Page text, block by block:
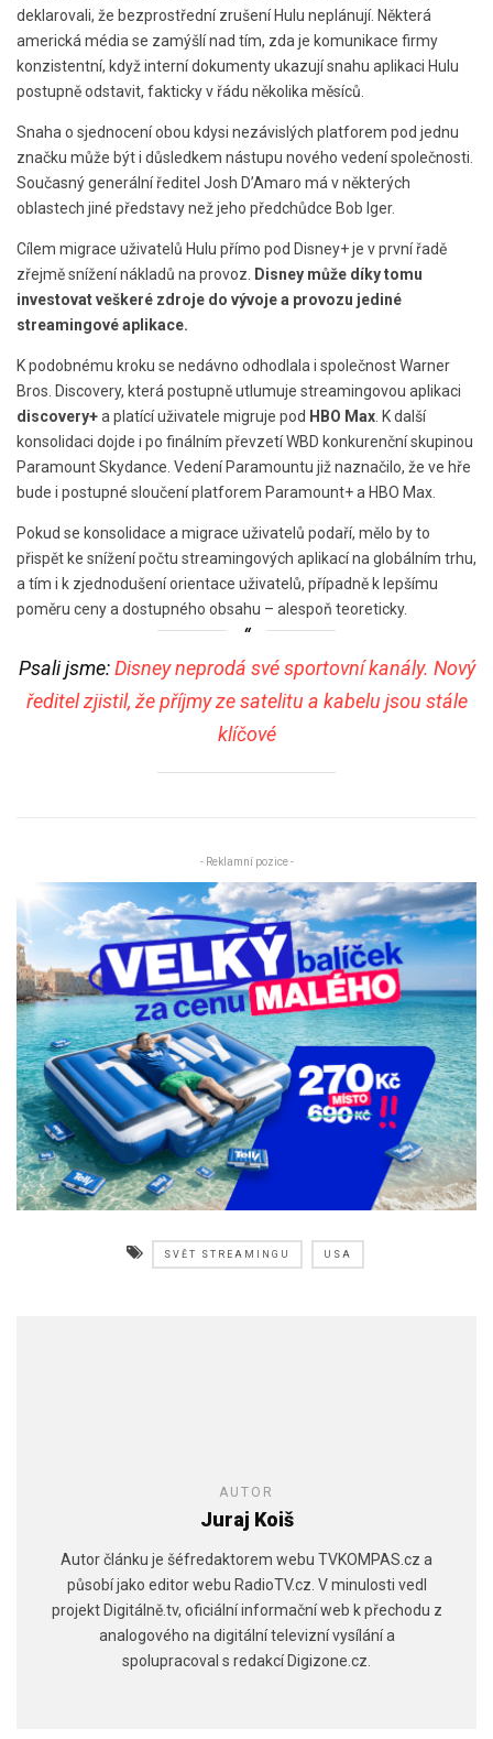
deklarovali, že bezprostřední zrušení Hulu neplánují. Některá
americká média se zamýšlí nad tím, zda je komunikace firmy
konzistentní, když interní dokumenty ukazují snahu aplikaci Hulu
postupně odstavit, fakticky v řádu několika měsíců.
Snaha o sjednocení obou kdysi nezávislých platforem pod jednu
značku může být i důsledkem nástupu nového vedení společnosti.
Současný generální ředitel Josh D’Amaro má v některých
oblastech jiné představy než jeho předchůdce Bob Iger.
Cílem migrace uživatelů Hulu přímo pod Disney+ je v první řadě
zřejmě snížení nákladů na provoz.
Disney může díky tomu
investovat veškeré zdroje do vývoje a provozu jediné
streamingové aplikace.
K podobnému kroku se nedávno odhodlala i společnost Warner
Bros. Discovery, která postupně utlumuje streamingovou aplikaci
discovery+a platící uživatele migruje pod HBO Max . K další
konsolidaci dojde i po finálním převzetí WBD konkurenční skupinou
Paramount Skydance. Vedení Paramountu již naznačilo, že ve hře
bude i postupné sloučení platforem Paramount+ a HBO Max.
Pokud se konsolidace a migrace uživatelů podaří, mělo by to
přispět ke snížení počtu streamingových aplikací na globálním trhu,
a tím i k zjednodušení orientace uživatelů, případně k lepšímu
poměru ceny a dostupného obsahu – alespoň teoreticky.
Psali jsme:Disney neprodá své sportovní kanály. Nový
ředitel zjistil, že příjmy ze satelitu a kabelu jsou stále
klíčové
- Reklamní pozice -
SVĚT STREAMINGU USA
AUTOR
Juraj Koiš
Autor článku je šéfredaktorem webu TVKOMPAS.cz a
působí jako editor webu RadioTV.cz. V minulosti vedl
projekt Digitálně.tv, oficiální informační web k přechodu z
analogového na digitální televizní vysílání a
spolupracoval s redakcí Digizone.cz.